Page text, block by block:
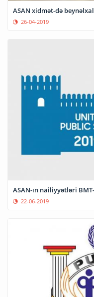
ASAN xidmət-də
26-04-2019
ASAN-ın nailiyyətləri
22-06-2019